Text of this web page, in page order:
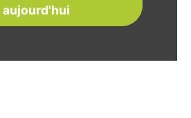
aujourd'hui